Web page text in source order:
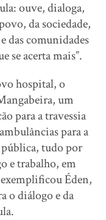
ouve, dialoga,
da sociedade,
das comunidades
se acerta mais”.
hospital, o
um
para a travessia
para a
pública, tudo por
e trabalho, em
Éden,
o diálogo e da